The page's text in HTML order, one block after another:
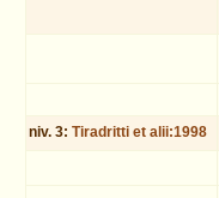
niv. 3:Tiradritti et alii:1998